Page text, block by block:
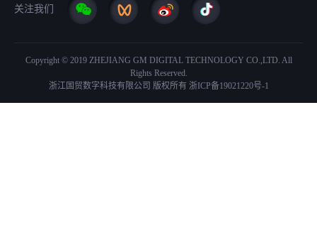
关注我们
Copyright © 2019 ZHEJIANG GM DIGITAL TECHNOLOGY CO.,LTD. All
Rights Reserved.
浙江国贸数字科技有限公司 版权所有 浙ICP备19021220号-1